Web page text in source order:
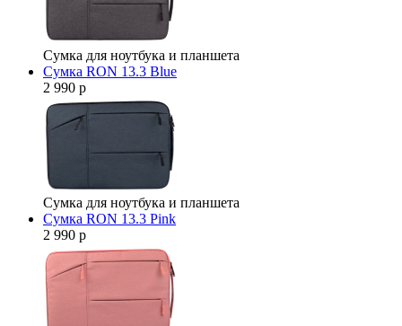
Сумка для ноутбука и планшета
Сумка RON 13.3 Blue
2 990 р
Сумка для ноутбука и планшета
Сумка RON 13.3 Pink
2 990 р